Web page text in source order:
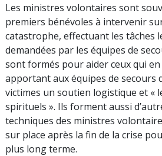
Les ministres volontaires sont
premiers bénévoles à intervenir
catastrophe, effectuant les tâches
demandées par les équipes de
sont formés pour aider ceux qui
apportant aux équipes de secours
victimes un soutien logistique et «
spirituels ». Ils forment aussi
techniques des ministres
sur place après la fin de la crise
plus long terme.